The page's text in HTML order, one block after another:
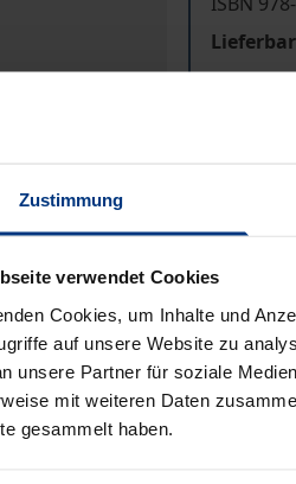
Zustimmung
verwendet Cookies
Cookies, um Inhalte und
auf unsere Website zu
unsere Partner für soziale
mit weiteren Daten
gesammelt haben.
In
Hinweise zu
Alfred Müller-Armack als